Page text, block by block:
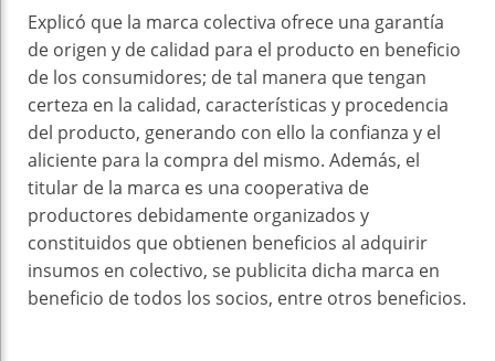
Explicó que la marca colectiva ofrece una garantía
de origen y de calidad para el producto en beneficio
de los consumidores; de tal manera que tengan
certeza en la calidad, características y procedencia
del producto, generando con ello la confianza y el
aliciente para la compra del mismo. Además, el
titular de la marca es una cooperativa de
productores debidamente organizados y
constituidos que obtienen beneficios al adquirir
insumos en colectivo, se publicita dicha marca en
beneficio de todos los socios, entre otros beneficios.